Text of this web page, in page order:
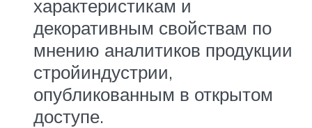
характеристикам и
декоративным свойствам по
мнению аналитиков продукции
стройиндустрии,
опубликованным в открытом
доступе.